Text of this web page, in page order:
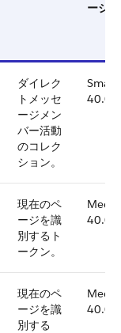
ージ
ダイレク
トメッセ
ージメン
バー活動
のコレク
ション。
Small
40.0
現在のペ
ージを識
別するト
ークン。
40.0
現在のペ
ージを識
別する
40.0